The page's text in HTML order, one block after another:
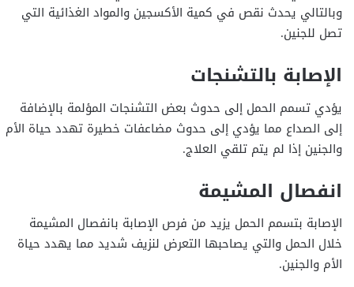
وبالتالي يحدث نقص في كمية الأكسجين والمواد الغذائية التي
تصل للجنين.
الإصابة بالتشنجات
يؤدي تسمم الحمل إلى حدوث بعض التشنجات المؤلمة بالإضافة
إلى الصداع مما يؤدي إلى حدوث مضاعفات خطيرة تهدد حياة الأم
والجنين إذا لم يتم تلقي العلاج.
انفصال المشيمة
الإصابة بتسمم الحمل يزيد من فرص الإصابة بانفصال المشيمة
خلال الحمل والتي يصاحبها التعرض لنزيف شديد مما يهدد حياة
الأم والجنين.